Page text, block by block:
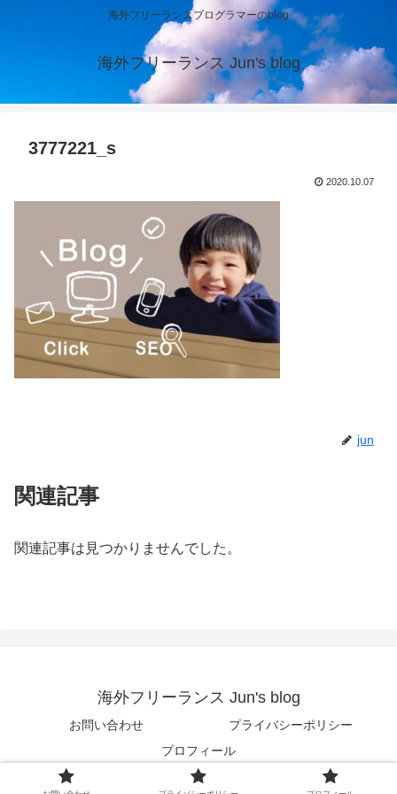
海外フリーランスプログラマーのblog
海外フリーランス Jun's blog
3777221_s
2020.10.07
jun
関連記事
関連記事は見つかりませんでした。
海外フリーランス Jun's blog
お問い合わせ
プライバシーポリシー
プロフィール
© 2018 海外フリーランス Jun's blog.